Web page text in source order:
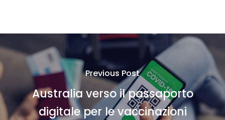
Previous Post
Australia verso il passaporto
digitale per le vaccinazioni